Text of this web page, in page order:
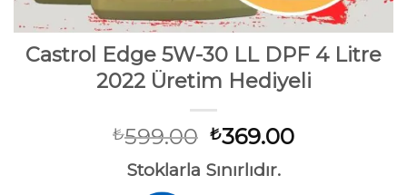
Castrol Edge 5W-30 LL DPF 4 Litre
2022 Üretim Hediyeli
₺599.00 Orijinal
fiyat:
₺599.00.
₺369.00Şu
Stoklarla Sınırlıdır.